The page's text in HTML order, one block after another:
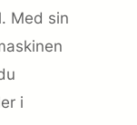
Med sin
i